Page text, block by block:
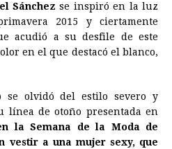
r
e
a
s
n
t
e
e
s
t
n
k
e
I
n
a
i
l
n
t
p
y
L
n
k
Sánchez se inspiró en la luz
2015 y ciertamente
acudió a su desfile de este
en el que destacó el blanco,
se olvidó del estilo severo y
línea de otoño presentada en
la Semana de la Moda de
vestir a una mujer sexy, que